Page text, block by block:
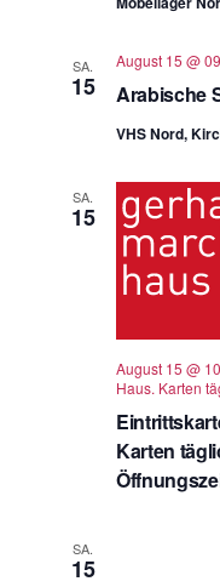
SA.
15 Arabische
August 15 @
VHS Nord,
SA.
15
Karten
August 15 @
Haus. Karten
SA.
15